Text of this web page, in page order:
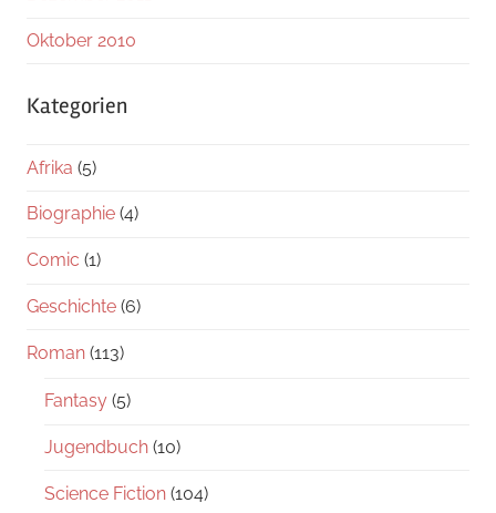
Oktober 2010
Kategorien
Afrika (5)
Biographie (4)
Comic (1)
Geschichte (6)
Roman (113)
Fantasy (5)
Jugendbuch (10)
Science Fiction (104)